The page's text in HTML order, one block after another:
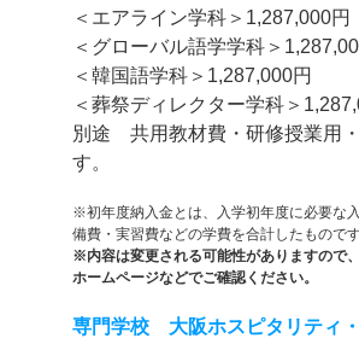
＜エアライン学科＞1,287,000円
＜グローバル語学学科＞
＜韓国語学科＞1,287,000円
＜葬祭ディレクター学科＞
別途 共用教材費・研修授業用
す。
※初年度納入金とは、入学初年度に必要な
備費・実習費などの学費を合計したものです
※内容は変更される可能性がありますので
ホームページなどでご確認ください。
専門学校 大阪ホスピタリティ